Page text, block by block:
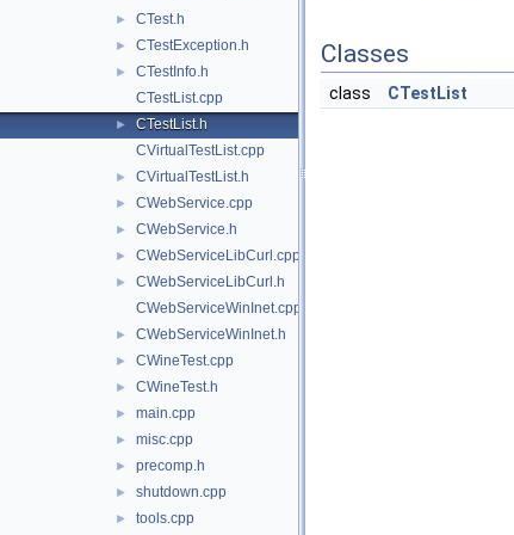
► CTest.h
► CTestException.h
►
CTestInfo.h
CTestList.cpp
►
CTestList.h
CVirtualTestList.cpp
► CVirtualTestList.h
► CWebService.cpp
► CWebService.h
► CWebServiceLibCurl.cpp
►
CWebServiceLibCurl.h
CWebServiceWinInet.cpp
► CWebServiceWinInet.h
► CWineTest.cpp
► CWineTest.h
► main.cpp
► misc.cpp
► precomp.h
► shutdown.cpp
► tools.cpp
Classes
class CTestList